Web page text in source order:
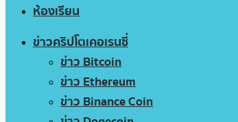
ห้องเรียน
ข่าวคริปโตเคอเรนซี่
ข่าว Bitcoin
ข่าว Ethereum
ข่าว Binance Coin